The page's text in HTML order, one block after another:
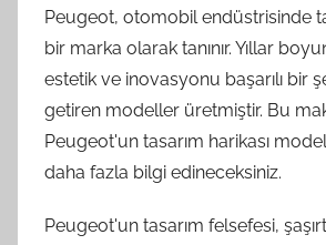
Peugeot, otomobil endüstrisinde
bir marka olarak tanınır. Yıllar
estetik ve inovasyonu başarılı bir
getiren modeller üretmiştir. Bu
Peugeot'un tasarım harikası
daha fazla bilgi edineceksiniz.
Peugeot'un tasarım felsefesi,